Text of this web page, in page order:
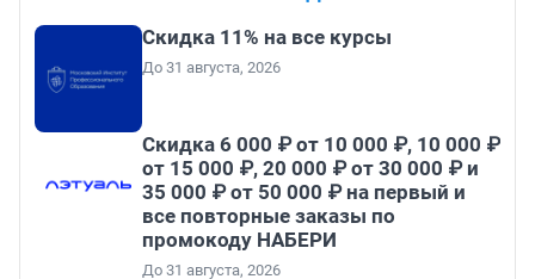
Скидка 11% на все курсы
До 31 августа, 2026
Скидка 6 000 ₽ от 10 000 ₽, 10 000 ₽
от 15 000 ₽, 20 000 ₽ от 30 000 ₽ и
35 000 ₽ от 50 000 ₽ на первый и
все повторные заказы по
промокоду НАБЕРИ
До 31 августа, 2026